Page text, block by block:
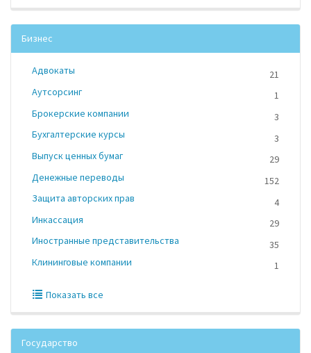
Бизнес
Адвокаты
21
Аутсорсинг
1
Брокерские компании
3
Бухгалтерские курсы
3
Выпуск ценных бумаг
29
Денежные переводы
152
Защита авторских прав
4
Инкассация
29
Иностранные представительства
35
Клининговые компании
1
Показать все
Государство